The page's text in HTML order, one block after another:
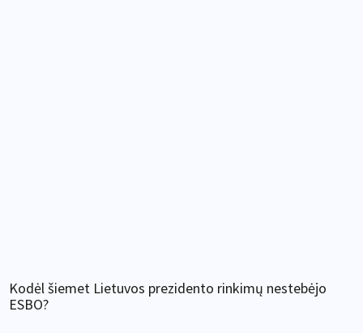
Kodėl šiemet Lietuvos prezidento rinkimų nestebėjo
ESBO?